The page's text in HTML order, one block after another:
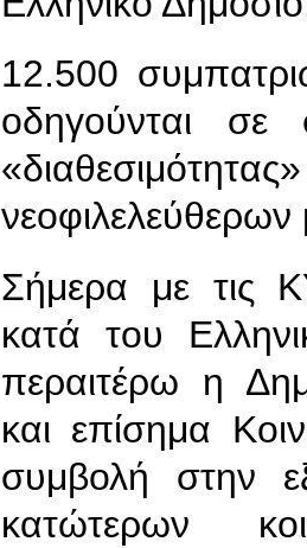
12.500
οδηγούνται
Σήμερα με τις
κατά του
περαιτέρω η
και επίσημα
συμβολή στην
κατώτερων